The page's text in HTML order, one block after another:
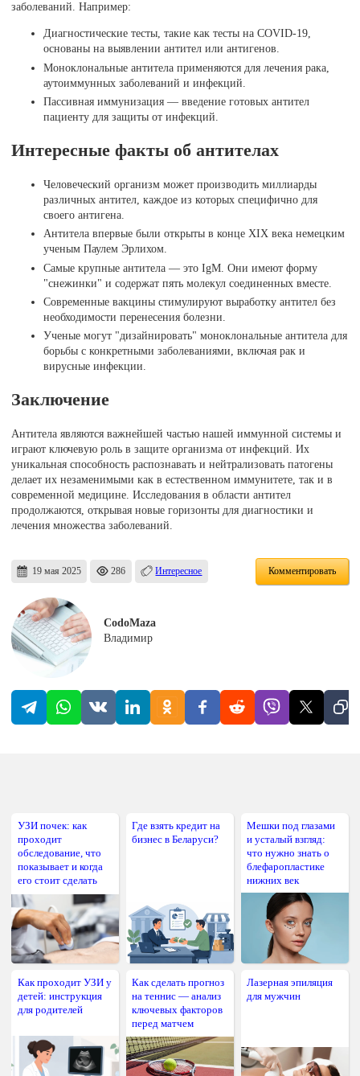
заболеваний. Например:
Диагностические тесты, такие как тесты на COVID-19,
основаны на выявлении антител или антигенов.
Моноклональные антитела применяются для лечения рака,
аутоиммунных заболеваний и инфекций.
Пассивная иммунизация — введение готовых антител
пациенту для защиты от инфекций.
Интересные факты об антителах
Человеческий организм может производить миллиарды
различных антител, каждое из которых специфично для
своего антигена.
Антитела впервые были открыты в конце XIX века немецким
ученым Паулем Эрлихом.
Самые крупные антитела — это IgM. Они имеют форму
"снежинки" и содержат пять молекул соединенных вместе.
Современные вакцины стимулируют выработку антител без
необходимости перенесения болезни.
Ученые могут "дизайнировать" моноклональные антитела для
борьбы с конкретными заболеваниями, включая рак и
вирусные инфекции.
Заключение
Антитела являются важнейшей частью нашей иммунной системы и
играют ключевую роль в защите организма от инфекций. Их
уникальная способность распознавать и нейтрализовать патогены
делает их незаменимыми как в естественном иммунитете, так и в
современной медицине. Исследования в области антител
продолжаются, открывая новые горизонты для диагностики и
лечения множества заболеваний.
19 мая 2025 286 Интересное Комментировать
CodoMaza
Владимир
УЗИ почек: как
проходит
обследование, что
показывает и когда
его стоит сделать
Где взять кредит на
бизнес в Беларуси?
Мешки под глазами
и усталый взгляд:
что нужно знать о
блефаропластике
нижних век
Как проходит УЗИ у
детей: инструкция
для родителей
Как сделать прогноз
на теннис — анализ
ключевых факторов
перед матчем
Лазерная эпиляция
для мужчин